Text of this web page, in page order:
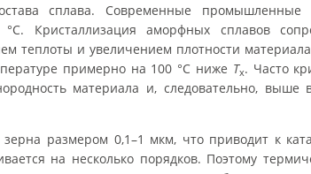
сплава. Современные
Кристаллизация аморфных сплавов
теплоты и увеличением плотности
примерно на 100 °С ниже Тx. Часто
материала и, следовательно, выше
размером 0,1–1 мкм, что приводит к
на несколько порядков. Поэтому